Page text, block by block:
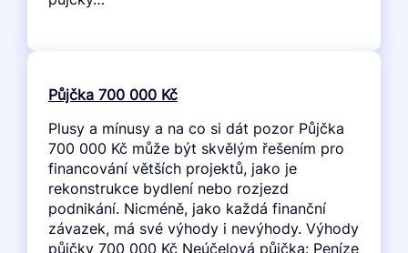
Půjčka 700 000 Kč
Plusy a mínusy a na co si dát pozor Půjčka
700 000 Kč může být skvělým řešením pro
financování větších projektů, jako je
rekonstrukce bydlení nebo rozjezd
podnikání. Nicméně, jako každá finanční
závazek, má své výhody i nevýhody. Výhody
půjčky 700 000 Kč Neúčelová půjčka: Peníze